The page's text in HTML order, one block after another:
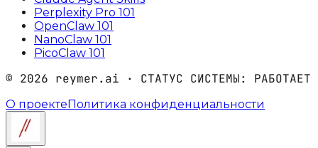
Perplexity Pro 101
OpenClaw 101
NanoClaw 101
PicoClaw 101
© 2026 reymer.ai · СТАТУС СИСТЕМЫ: РАБОТАЕТ
О проектеПолитика конфиденциальности